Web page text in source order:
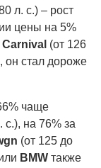
л. с.) – рост
цены на 5%
Carnival (от 126
он стал дороже
чаще
с.), на 76% за
(от 125 до
BMW также